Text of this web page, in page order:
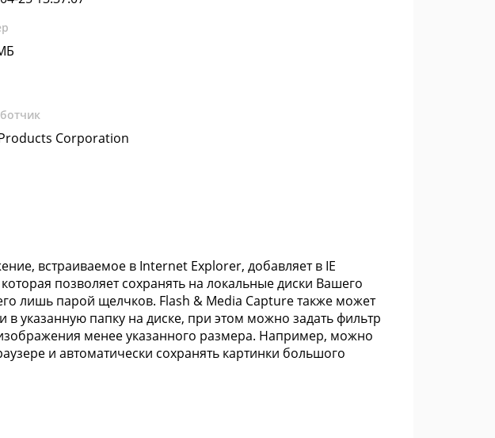
Corporation
встраиваемое в Internet Explorer, добавляет в IE
позволяет сохранять на локальные диски Вашего
лишь парой щелчков. Flash & Media Capture также может
в указанную папку на диске, при этом можно задать фильтр
менее указанного размера. Например, можно
и автоматически сохранять картинки большого